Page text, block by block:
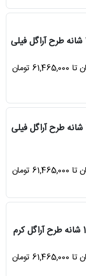
فرش تهران 1200 شانه طرح آراگل فیلی